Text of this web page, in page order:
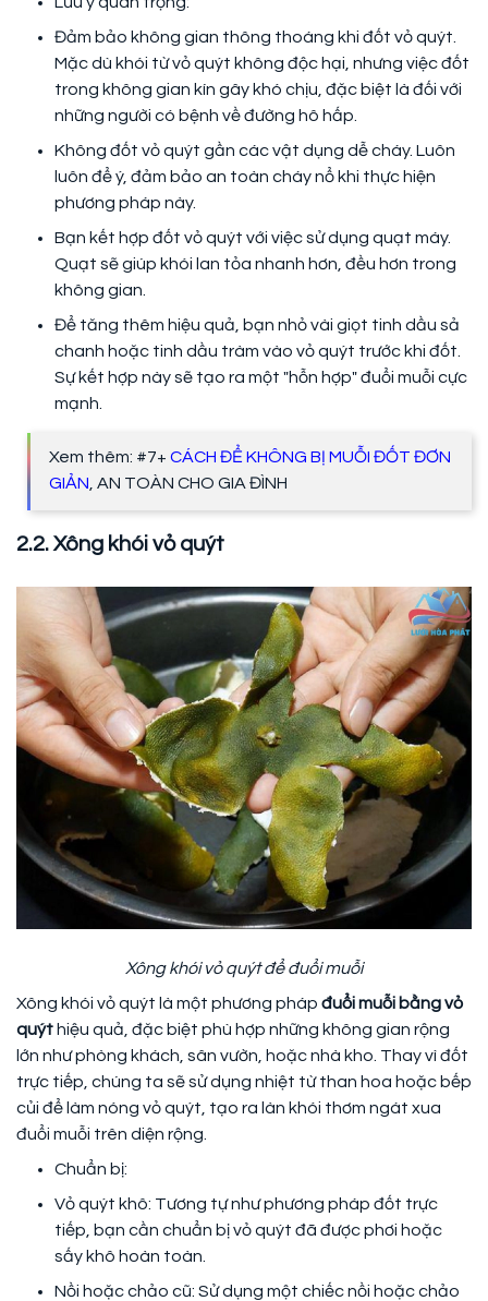
Đảm bảo không gian thông thoáng khi đốt vỏ quýt.
Mặc dù khói từ vỏ quýt không độc hại, nhưng việc đốt
trong không gian kín gây khó chịu, đặc biệt là đối với
những người có bệnh về đường hô hấp.
Không đốt vỏ quýt gần các vật dụng dễ cháy. Luôn
luôn để ý, đảm bảo an toàn cháy nổ khi thực hiện
phương pháp này.
Bạn kết hợp đốt vỏ quýt với việc sử dụng quạt máy.
Quạt sẽ giúp khói lan tỏa nhanh hơn, đều hơn trong
không gian.
Để tăng thêm hiệu quả, bạn nhỏ vài giọt tinh dầu sả
chanh hoặc tinh dầu tràm vào vỏ quýt trước khi đốt.
Sự kết hợp này sẽ tạo ra một "hỗn hợp" đuổi muỗi cực
mạnh.
Xem thêm: #7+ CÁCH ĐỂ KHÔNG BỊ MUỖI ĐỐT ĐƠN
GIẢN, AN TOÀN CHO GIA ĐÌNH
2.2. Xông khói vỏ quýt
Xông khói vỏ quýt để đuổi muỗi
Xông khói vỏ quýt là một phương pháp đuổi muỗi bằng vỏ
quýt hiệu quả, đặc biệt phù hợp những không gian rộng
lớn như phòng khách, sân vườn, hoặc nhà kho. Thay vì đốt
trực tiếp, chúng ta sẽ sử dụng nhiệt từ than hoa hoặc bếp
củi để làm nóng vỏ quýt, tạo ra làn khói thơm ngát xua
đuổi muỗi trên diện rộng.
Chuẩn bị:
Vỏ quýt khô: Tương tự như phương pháp đốt trực
tiếp, bạn cần chuẩn bị vỏ quýt đã được phơi hoặc
sấy khô hoàn toàn.
Nồi hoặc chảo cũ: Sử dụng một chiếc nồi hoặc chảo